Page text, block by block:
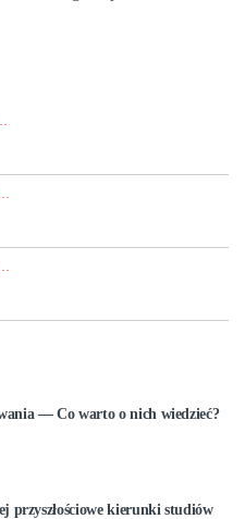
— Co warto o nich wiedzieć?
przyszłościowe kierunki studiów